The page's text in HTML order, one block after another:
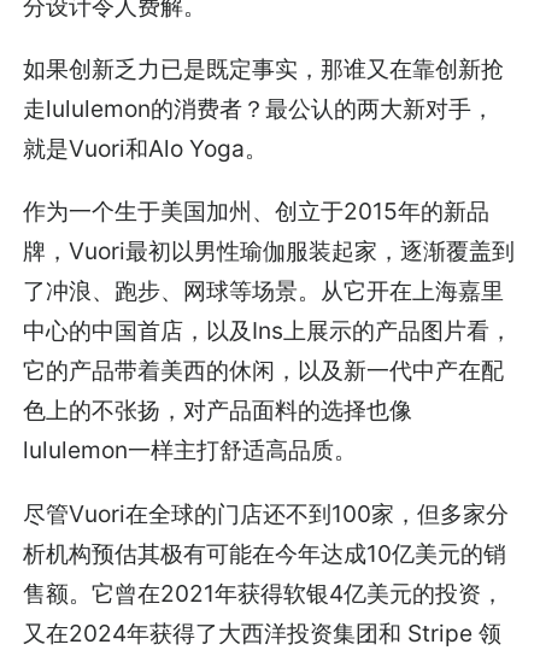
分设计令人费解。
如果创新乏力已是既定事实，那谁又在靠创新抢
走lululemon的消费者？最公认的两大新对手，
就是Vuori和Alo Yoga。
作为一个生于美国加州、创立于2015年的新品
牌，Vuori最初以男性瑜伽服装起家，逐渐覆盖到
了冲浪、跑步、网球等场景。从它开在上海嘉里
中心的中国首店，以及Ins上展示的产品图片看，
它的产品带着美西的休闲，以及新一代中产在配
色上的不张扬，对产品面料的选择也像
lululemon一样主打舒适高品质。
尽管Vuori在全球的门店还不到100家，但多家分
析机构预估其极有可能在今年达成10亿美元的销
售额。它曾在2021年获得软银4亿美元的投资，
又在2024年获得了大西洋投资集团和 Stripe 领